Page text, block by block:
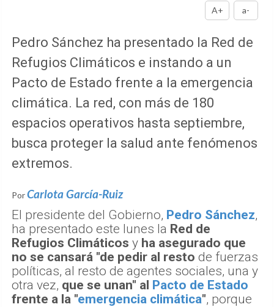
A+
a-
Pedro Sánchez ha presentado la Red de
Refugios Climáticos e instando a un
Pacto de Estado frente a la emergencia
climática. La red, con más de 180
espacios operativos hasta septiembre,
busca proteger la salud ante fenómenos
extremos.
PorCarlota García-Ruiz
El presidente del Gobierno, Pedro Sánchez,
ha presentado este lunes la Red de
Refugios Climáticos y ha asegurado que
no se cansará "de pedir al resto de fuerzas
políticas, al resto de agentes sociales, una y
otra vez, que se unan" al Pacto de Estado
frente a la "emergencia climática", porque